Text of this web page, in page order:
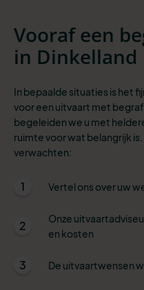
Vooraf een
in Dinkelland
In bepaalde situaties is het
voor een uitvaart met
begeleiden we u met
ruimte voor wat belangrijk
verwachten:
1 Vertel ons over uw
2
Onze
en kosten
3 De uitvaartwensen